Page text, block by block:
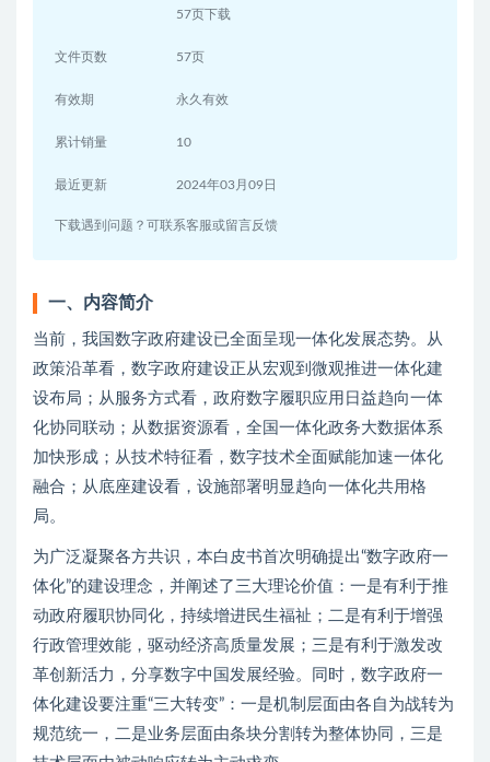
57页下载
文件页数 57页
有效期 永久有效
累计销量 10
最近更新 2024年03月09日
下载遇到问题？可联系客服或留言反馈
一、内容简介
当前，我国数字政府建设已全面呈现一体化发展态势。从
政策沿革看，数字政府建设正从宏观到微观推进一体化建
设布局；从服务方式看，政府数字履职应用日益趋向一体
化协同联动；从数据资源看，全国一体化政务大数据体系
加快形成；从技术特征看，数字技术全面赋能加速一体化
融合；从底座建设看，设施部署明显趋向一体化共用格
局。
为广泛凝聚各方共识，本白皮书首次明确提出“数字政府一
体化”的建设理念，并阐述了三大理论价值：一是有利于推
动政府履职协同化，持续增进民生福祉；二是有利于增强
行政管理效能，驱动经济高质量发展；三是有利于激发改
革创新活力，分享数字中国发展经验。同时，数字政府一
体化建设要注重“三大转变”：一是机制层面由各自为战转为
规范统一，二是业务层面由条块分割转为整体协同，三是